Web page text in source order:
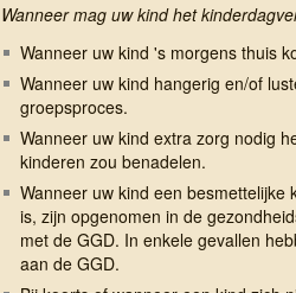
Wanneer mag uw kind het
Wanneer uw kind 's morgens thuis
Wanneer uw kind hangerig en/of
groepsproces.
Wanneer uw kind extra zorg nodig
kinderen zou benadelen.
Wanneer uw kind een besmettelijke
is, zijn opgenomen in de
met de GGD. In enkele gevallen
aan de GGD.